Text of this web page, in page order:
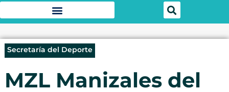
Secretaría del Deporte
MZL Manizales del